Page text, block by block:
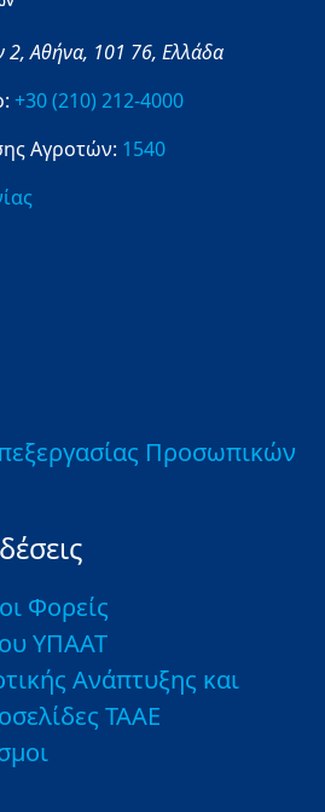
2,Αθήνα, 101 76, Ελλάδα
+30 (210) 212-4000
Αγροτών: 1540
Προσωπικών
Φορείς
ΥΠΑΑΤ
Ανάπτυξης και
ΤΑΑΕ